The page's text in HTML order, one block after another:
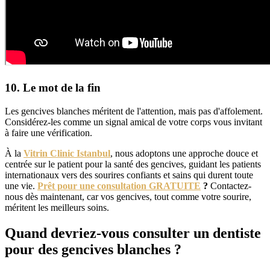
10. Le mot de la fin
Les gencives blanches méritent de l'attention, mais pas d'affolement.
Considérez-les comme un signal amical de votre corps vous invitant
à faire une vérification.
À la Vitrin Clinic Istanbul, nous adoptons une approche douce et
centrée sur le patient pour la santé des gencives, guidant les patients
internationaux vers des sourires confiants et sains qui durent toute
une vie. Prêt pour une consultation GRATUITE ? Contactez-
nous dès maintenant, car vos gencives, tout comme votre sourire,
méritent les meilleurs soins.
Quand devriez-vous consulter un dentiste
pour des gencives blanches ?